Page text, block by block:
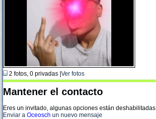
2 fotos, 0 privadas | Ver fotos
Mantener el contacto
Eres un invitado, algunas opciones están deshabilitadas
Enviar a Oceosch un nuevo mensaje